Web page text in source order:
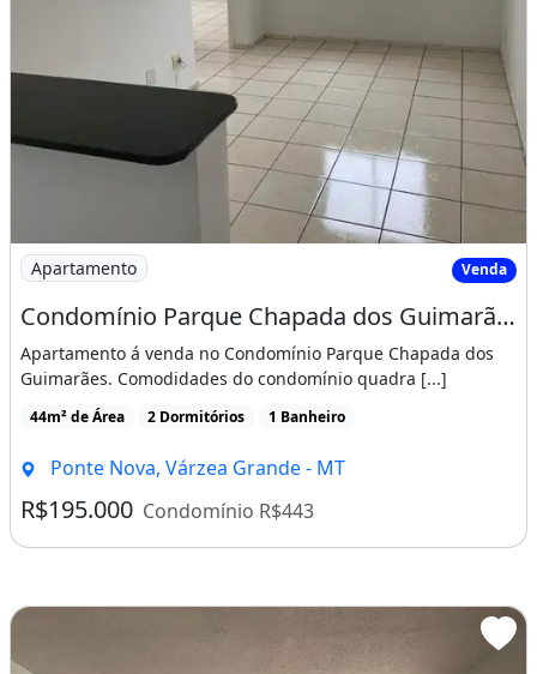
Imagem: Condomínio Parque Chapada dos Guimarães
Apartamento Venda
Condomínio Parque Chapada dos Guimarães
Apartamento á venda no Condomínio Parque Chapada dos
Guimarães. Comodidades do condomínio quadra [...]
44m² de Área 2 Dormitórios 1 Banheiro
Ponte Nova, Várzea Grande - MT
R$195.000 Condomínio R$443